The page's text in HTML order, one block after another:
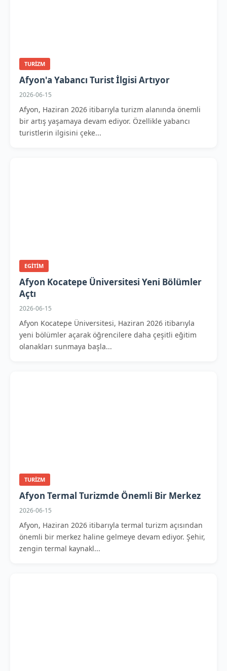
TURIZM
Afyon'a Yabancı Turist İlgisi Artıyor
2026-06-15
Afyon, Haziran 2026 itibarıyla turizm alanında önemli
bir artış yaşamaya devam ediyor. Özellikle yabancı
turistlerin ilgisini çeke...
EGITIM
Afyon Kocatepe Üniversitesi Yeni Bölümler
Açtı
2026-06-15
Afyon Kocatepe Üniversitesi, Haziran 2026 itibarıyla
yeni bölümler açarak öğrencilere daha çeşitli eğitim
olanakları sunmaya başla...
TURIZM
Afyon Termal Turizmde Önemli Bir Merkez
2026-06-15
Afyon, Haziran 2026 itibarıyla termal turizm açısından
önemli bir merkez haline gelmeye devam ediyor. Şehir,
zengin termal kaynakl...